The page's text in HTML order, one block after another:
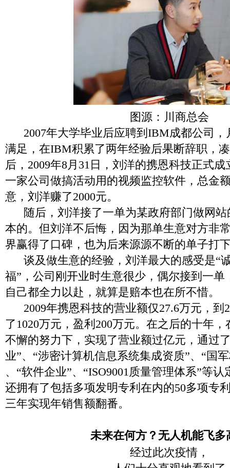
图源：川商总会
2007年大学毕业后应聘到IBM成都公司，
满足，在IBM积累了两年经验后果断辞职，
后，2009年8月31日，刘洋的携恩科技正式
一家公司做搞活动用的视频监控软件，总金
意，刘洋赚了2000元。
随后，刘洋接了一单为某政府部门做网站
本的。但刘洋不后悔，因为那单生意对方非
界赢得了口碑，也为后来源源不断的单子打
谈及做生意的经验，刘洋最大的感受是“
福”，公司刚开业时生意很少，偶尔接到一单
自己都全力以赴，就算是赔本也在所不惜。
2009年携恩科技的营业额仅27.6万元，到
了1020万元，盈利200万元。在之后的十年
不懈的努力下，实现了营业额过亿元，通过
业”、“涉密计算机信息系统集成资质”、“国
、“软件企业”、“ISO9001质量管理体系”等
还拥有了包括多项发明专利在内的50多项专
三年实现年销售额翻番。
未来在何方？无人机能飞多
经过此次疫情，